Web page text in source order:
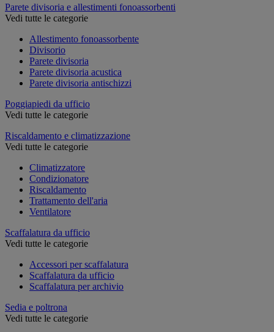
Parete divisoria e allestimenti fonoassorbenti
Vedi tutte le categorie
Allestimento fonoassorbente
Divisorio
Parete divisoria
Parete divisoria acustica
Parete divisoria antischizzi
Poggiapiedi da ufficio
Vedi tutte le categorie
Riscaldamento e climatizzazione
Vedi tutte le categorie
Climatizzatore
Condizionatore
Riscaldamento
Trattamento dell'aria
Ventilatore
Scaffalatura da ufficio
Vedi tutte le categorie
Accessori per scaffalatura
Scaffalatura da ufficio
Scaffalatura per archivio
Sedia e poltrona
Vedi tutte le categorie